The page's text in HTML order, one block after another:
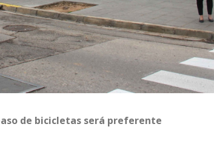
de bicicletas será preferente